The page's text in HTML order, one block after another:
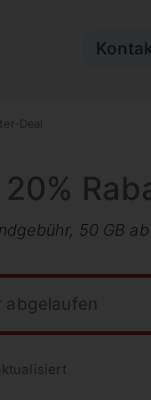
Deal
50 GB
abgelaufen